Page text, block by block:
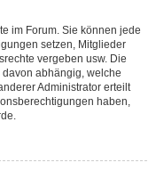
im Forum. Sie können jede
setzen, Mitglieder
vergeben usw. Die
abhängig, welche
Administrator erteilt
haben,